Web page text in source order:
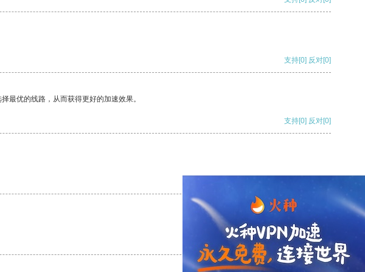
支持[0] 反对[0]
最优的线路，从而获得更好的加速效果。
支持[0] 反对[0]
支持 [0] 反对 [0]